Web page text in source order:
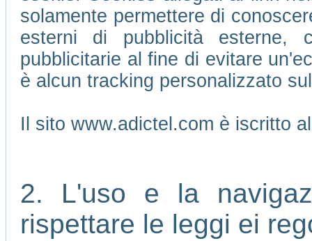
solamente permettere di
esterni di pubblicità esterne,
pubblicitarie al fine di evitare
è alcun tracking personalizzato
Il sito www.adictel.com è iscritto
2. L'uso e la
rispettare le leggi ei